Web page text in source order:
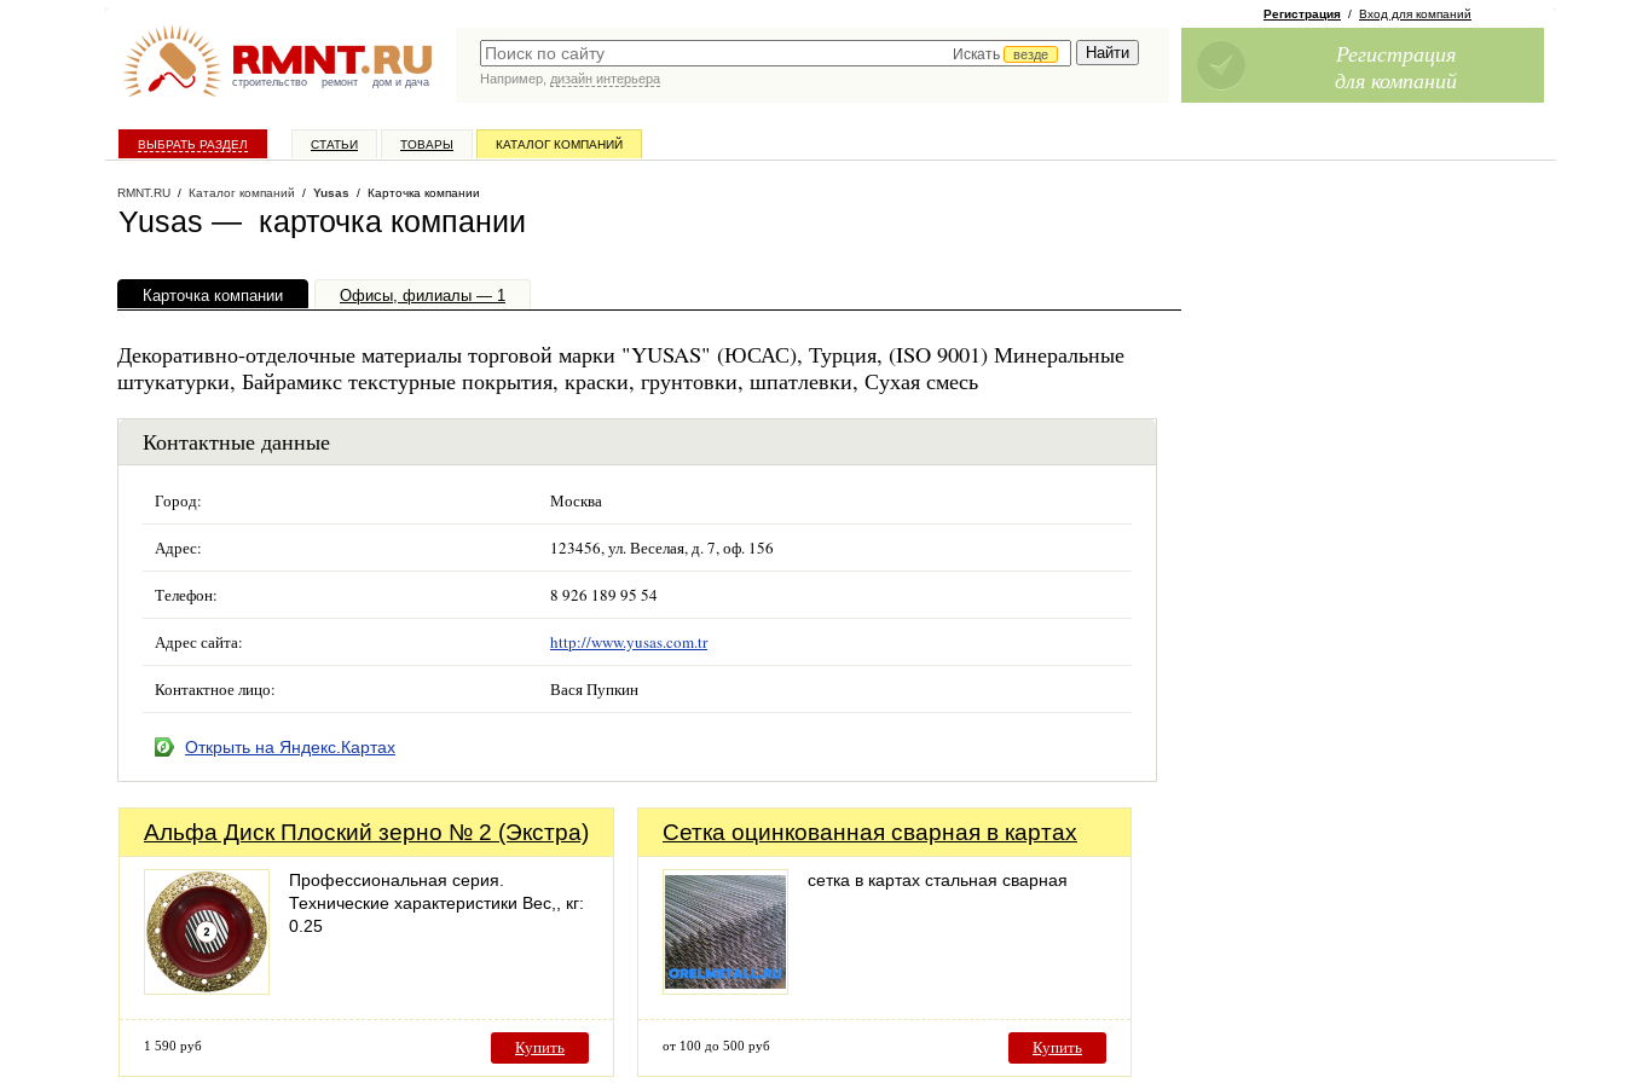
строительство ремонт дом и дача
Искать
везде
Например, дизайн интерьера
Регистрация / Вход для компаний
Регистрация
для компаний
ВЫБРАТЬ РАЗДЕЛ СТАТЬИ ТОВАРЫ КАТАЛОГ КОМПАНИЙ
RMNT.RU / Каталог компаний / Yusas / Карточка компании
Yusas — карточка компании
Карточка компании Офисы, филиалы — 1
Декоративно-отделочные материалы торговой марки "YUSAS" (ЮСАС), Турция, (ISO 9001) Минеральные
штукатурки, Байрамикс текстурные покрытия, краски, грунтовки, шпатлевки, Сухая смесь
Контактные данные
Город: Москва
Адрес: 123456, ул. Веселая, д. 7, оф. 156
Телефон: 8 926 189 95 54
Адрес сайта: http://www.yusas.com.tr
Контактное лицо: Вася Пупкин
Открыть на Яндекс.Картах
Альфа Диск Плоский зерно № 2 (Экстра)
Профессиональная серия.
Технические характеристики Вес,, кг:
0.25
1 590 руб Купить
Сетка оцинкованная сварная в картах
сетка в картах стальная сварная
от 100 до 500 руб Купить